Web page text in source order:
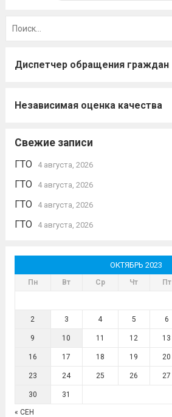
Диспетчер обращения граждан
Независимая оценка качества
Свежие записи
ГТО 4 августа, 2026
ГТО 4 августа, 2026
ГТО 4 августа, 2026
ГТО 4 августа, 2026
ОКТЯБРЬ 2023
Пн Вт Ср Чт Пт
2 3 4 5 6
9 10 11 12 13
16 17 18 19 20
23 24 25 26 27
30 31
« СЕН